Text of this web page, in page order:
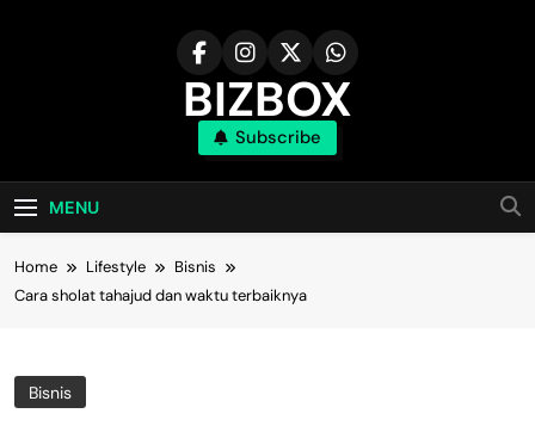
BIZBOX
Bizbox – Media Informasi Terkini
Subscribe
MENU
Home Lifestyle
Bisnis
Cara sholat tahajud dan waktu terbaiknya
Bisnis